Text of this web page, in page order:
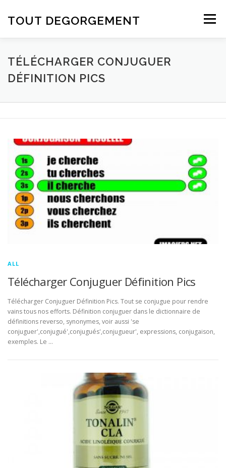
TOUT DEGORGEMENT Menu
TÉLÉCHARGER CONJUGUER
DÉFINITION PICS
ALL
Télécharger Conjuguer Définition Pics
Télécharger Conjuguer Définition Pics. Tout se conjugue pour rendre
vains tous nos efforts. Définition conjuguer dans le dictionnaire de
définitions reverso, synonymes, voir aussi 'se
conjuguer',conjugué',conjugués',conjugueur', expressions, conjugaison,
exemples. Le …